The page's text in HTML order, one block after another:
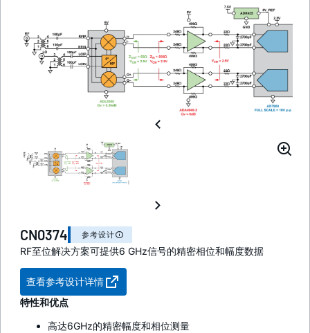
CN0374 参考设计
RF至位解决方案可提供6 GHz信号的精密相位和幅度数据
查看参考设计详情
特性和优点
高达6GHz的精密幅度和相位测量